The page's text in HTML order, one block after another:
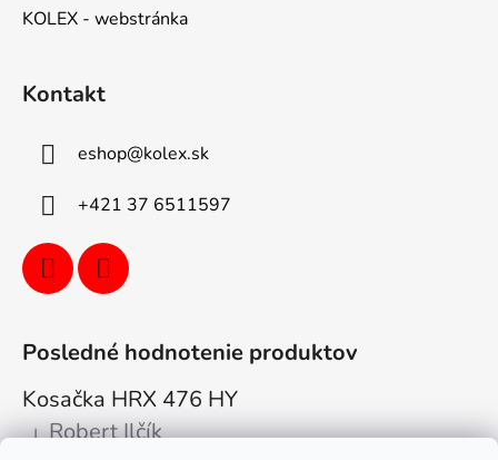
KOLEX - webstránka
Kontakt
eshop@kolex.sk
+421 37 6511597
Posledné hodnotenie produktov
Kosačka HRX 476 HY
Hodnotenie produktu je 5 z 5 hviezdičiek.
| Robert Ilčík